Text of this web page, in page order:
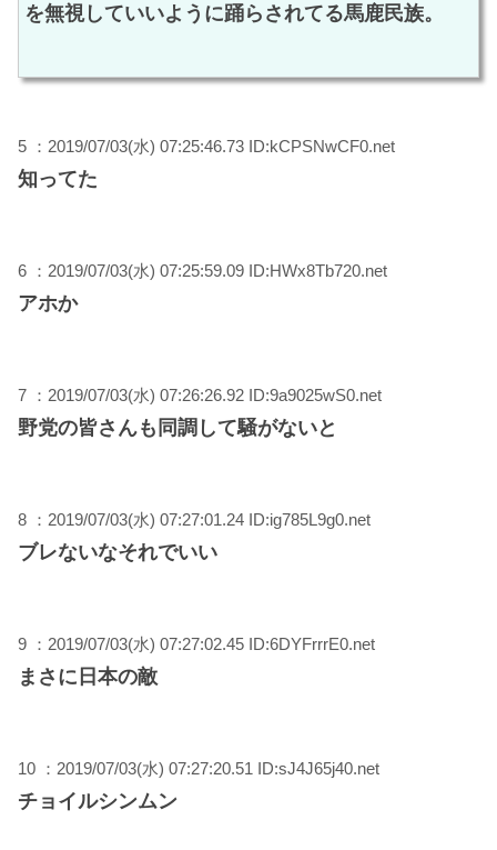
を無視していいように踊らされてる馬鹿民族。
5 ：2019/07/03(水) 07:25:46.73 ID:kCPSNwCF0.net
知ってた
6 ：2019/07/03(水) 07:25:59.09 ID:HWx8Tb720.net
アホか
7 ：2019/07/03(水) 07:26:26.92 ID:9a9025wS0.net
野党の皆さんも同調して騒がないと
8 ：2019/07/03(水) 07:27:01.24 ID:ig785L9g0.net
ブレないなそれでいい
9 ：2019/07/03(水) 07:27:02.45 ID:6DYFrrrE0.net
まさに日本の敵
10 ：2019/07/03(水) 07:27:20.51 ID:sJ4J65j40.net
チョイルシンムン